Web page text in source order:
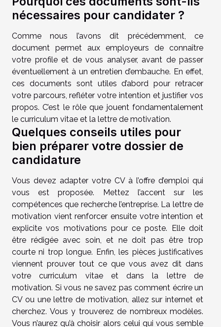
nécessaires pour candidater ?
Comme nous l’avons dit précédemment, ce
document permet aux employeurs de connaître
votre profile et de vous analyser, avant de passer
éventuellement à un entretien d’embauche. En effet,
ces documents sont utiles d’abord pour retracer
votre parcours, refléter votre intention et justifier vos
propos. C’est le rôle que jouent fondamentalement
le curriculum vitae et la lettre de motivation.
Quelques conseils utiles pour
bien préparer votre dossier de
candidature
Vous devez adapter votre CV à l’offre d’emploi qui
vous est proposée. Mettez l’accent sur les
compétences que recherche l’entreprise. La lettre de
motivation vient renforcer ensuite votre intention et
explicite vos motivations pour ce poste. Elle doit
être rédigée avec soin, et ne doit pas être trop
courte ni trop longue. Enfin, les pièces justificatives
viennent prouver tout ce que vous avez dit dans
votre curriculum vitae et dans la lettre de
motivation. Si vous ne savez pas comment écrire un
CV ou une lettre de motivation, allez sur internet et
cherchez. Vous y trouverez de nombreux modèles.
Vous n’aurez qu’à choisir alors celui qui vous semble